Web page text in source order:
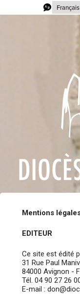
Mentions
EDITEUR
Ce site est édité
31 Rue Paul
84000 Avignon -
Tél. 04 90 27 26
E-mail :